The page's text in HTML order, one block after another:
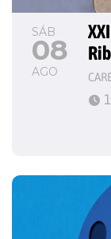
SÁB
08
AGO